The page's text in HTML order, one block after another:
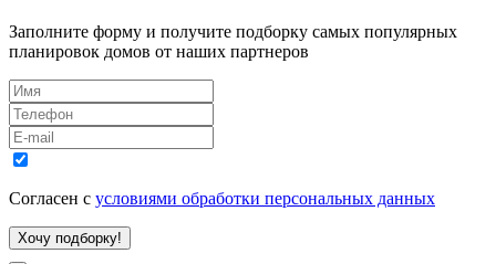
Заполните форму и получите подборку самых популярных
планировок домов от наших партнеров
Согласен с условиями обработки персональных данных
Хочу подборку!